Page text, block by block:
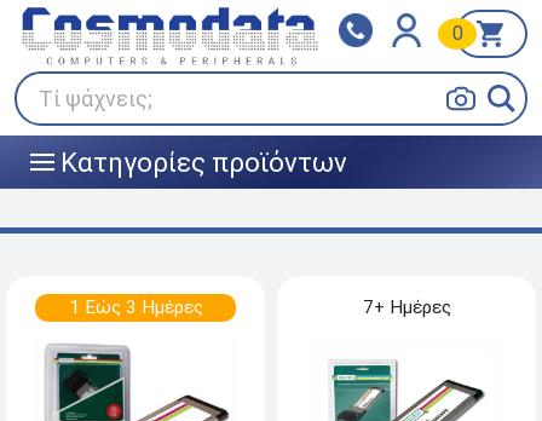
Τί ψάχνεις;
0
||| Κατηγορίες προϊόντων
Klarna
Πληρώστε σε 3
άτοκες δόσεις
BOX NOW
1 Εώς 3 Ημέρες 7+ Ημέρες